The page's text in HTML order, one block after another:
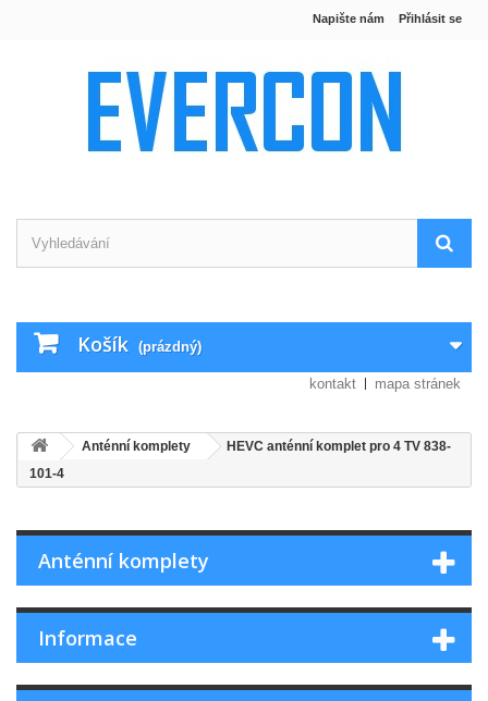
Přihlásit se
Napište nám
Košík (prázdný)
kontakt mapa stránek
Anténní komplety
HEVC anténní komplet pro 4 TV 838-
101-4
Anténní komplety
Informace